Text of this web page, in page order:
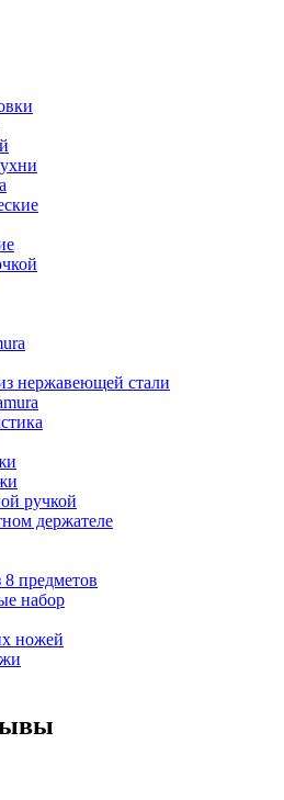
нержавеющей стали
ручкой
держателе
предметов
набор
ножей